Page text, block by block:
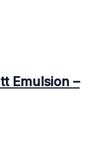
Emulsion –